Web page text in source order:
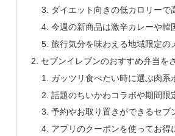
ダイエット向きの低カロリーで
今週の新商品は激辛カレーや韓
旅行気分を味わえる地域限定の
セブンイレブンのおすすめ弁当を
ガッツリ食べたい時に選ぶ肉系
話題のちいかわコラボや期間限
予約やお取り置きができるセブ
アプリのクーポンを使ってお得